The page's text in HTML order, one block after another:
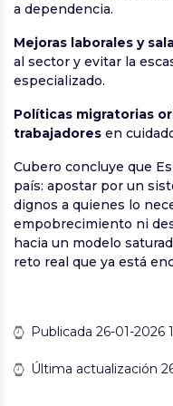
a dependencia.
Mejoras laborales y
al sector y evitar la
especializado.
Políticas migratorias
trabajadores en
Cubero concluye que
país: apostar por un
dignos a quienes lo
empobrecimiento ni
hacia un modelo
reto real que ya está
Publicada 26-01-2026
Última actualización